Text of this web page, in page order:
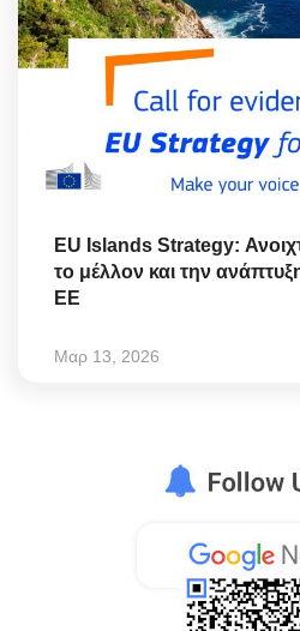
EU Islands Strategy:
το μέλλον και την
ΕΕ
Μαρ 13, 2026